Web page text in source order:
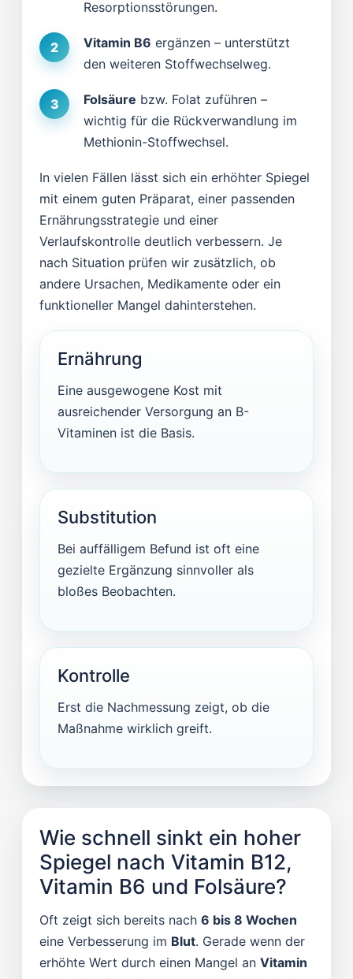
Resorptionsstörungen.
Vitamin B6 ergänzen – unterstützt
den weiteren Stoffwechselweg.
Folsäure bzw. Folat zuführen –
wichtig für die Rückverwandlung im
Methionin-Stoffwechsel.
In vielen Fällen lässt sich ein erhöhter Spiegel
mit einem guten Präparat, einer passenden
Ernährungsstrategie und einer
Verlaufskontrolle deutlich verbessern. Je
nach Situation prüfen wir zusätzlich, ob
andere Ursachen, Medikamente oder ein
funktioneller Mangel dahinterstehen.
Ernährung
Eine ausgewogene Kost mit
ausreichender Versorgung an B-
Vitaminen ist die Basis.
Substitution
Bei auffälligem Befund ist oft eine
gezielte Ergänzung sinnvoller als
bloßes Beobachten.
Kontrolle
Erst die Nachmessung zeigt, ob die
Maßnahme wirklich greift.
Wie schnell sinkt ein hoher
Spiegel nach Vitamin B12,
Vitamin B6 und Folsäure?
Oft zeigt sich bereits nach 6 bis 8 Wochen
eine Verbesserung im Blut. Gerade wenn der
erhöhte Wert durch einen Mangel an Vitamin